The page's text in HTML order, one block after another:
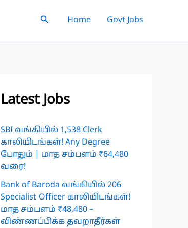
SearchHome Govt Jobs
Latest Jobs
SBI வங்கியில் 1,538 Clerk
காலியிடங்கள்! Any Degree
போதும் | மாத சம்பளம் ₹64,480
வரை!
Bank of Baroda வங்கியில் 206
Specialist Officer காலியிடங்கள்!
மாத சம்பளம் ₹48,480 –
விண்ணப்பிக்க தவறாதீர்கள்